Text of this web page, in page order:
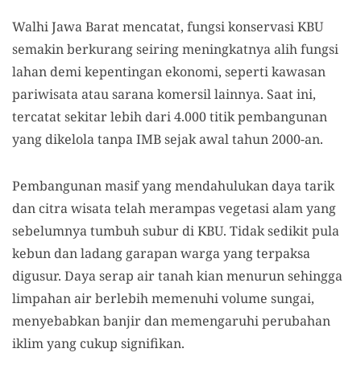
Walhi Jawa Barat mencatat, fungsi konservasi KBU
semakin berkurang seiring meningkatnya alih fungsi
lahan demi kepentingan ekonomi, seperti kawasan
pariwisata atau sarana komersil lainnya. Saat ini,
tercatat sekitar lebih dari 4.000 titik pembangunan
yang dikelola tanpa IMB sejak awal tahun 2000-an.
Pembangunan masif yang mendahulukan daya tarik
dan citra wisata telah merampas vegetasi alam yang
sebelumnya tumbuh subur di KBU. Tidak sedikit pula
kebun dan ladang garapan warga yang terpaksa
digusur. Daya serap air tanah kian menurun sehingga
limpahan air berlebih memenuhi volume sungai,
menyebabkan banjir dan memengaruhi perubahan
iklim yang cukup signifikan.